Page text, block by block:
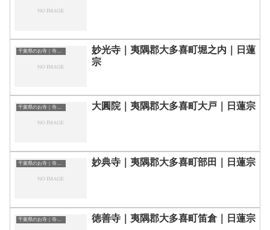
千葉県のお寺｜寺院一覧
妙光寺｜夷隅郡大多喜町堀之内｜日蓮
宗
千葉県のお寺｜寺院一覧 大圓院｜夷隅郡大多喜町大戸｜日蓮宗
千葉県のお寺｜寺院一覧 妙典寺｜夷隅郡大多喜町部田｜日蓮宗
千葉県のお寺｜寺院一覧 徳善寺｜夷隅郡大多喜町笛倉｜日蓮宗